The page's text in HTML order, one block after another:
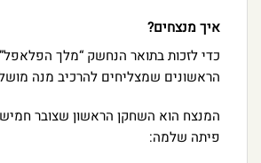
איך מנצחים?
כדי לזכות בתואר הנחשק “מלך
הראשונים שמצליחים להרכיב מנה
המנצח הוא השחקן הראשון שצובר
פיתה שלמה: